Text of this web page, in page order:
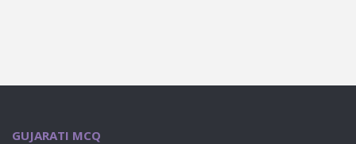
GUJARATI MCQ